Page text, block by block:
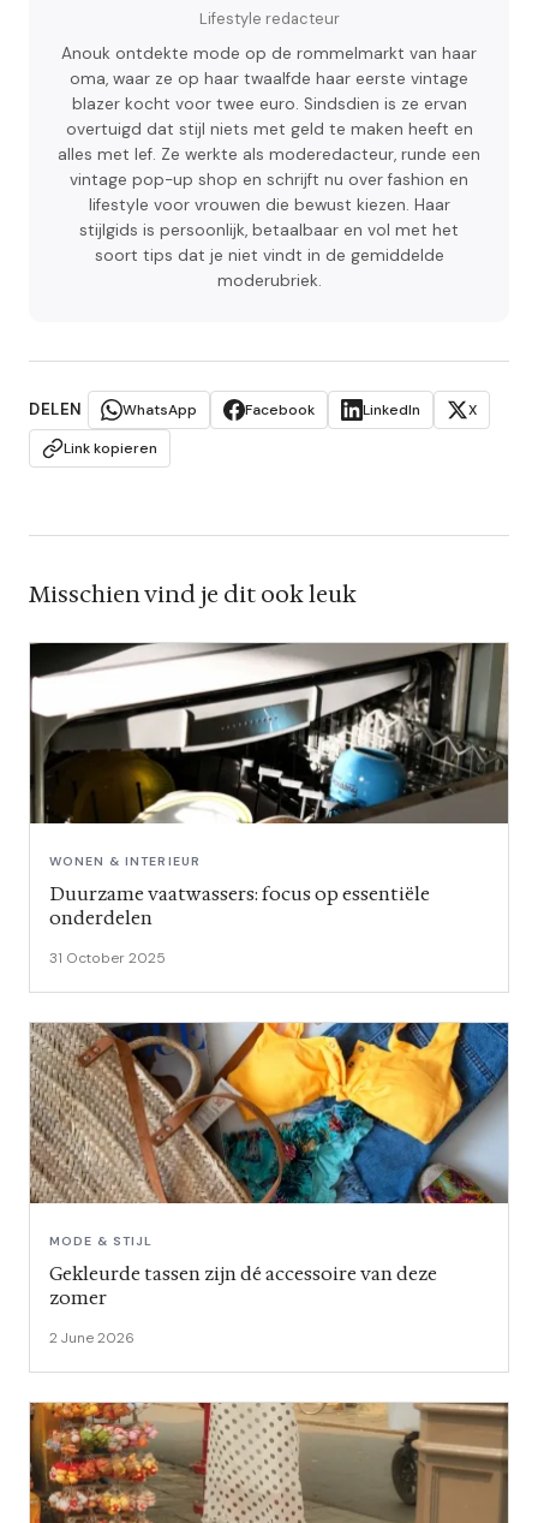
Lifestyle redacteur
Anouk ontdekte mode op de rommelmarkt van haar
oma, waar ze op haar twaalfde haar eerste vintage
blazer kocht voor twee euro. Sindsdien is ze ervan
overtuigd dat stijl niets met geld te maken heeft en
alles met lef. Ze werkte als moderedacteur, runde een
vintage pop-up shop en schrijft nu over fashion en
lifestyle voor vrouwen die bewust kiezen. Haar
stijlgids is persoonlijk, betaalbaar en vol met het
soort tips dat je niet vindt in de gemiddelde
moderubriek.
DELEN WhatsApp Facebook LinkedIn
X
Link kopieren
Misschien vind je dit ook leuk
WONEN & INTERIEUR
Duurzame vaatwassers: focus op essentiële
onderdelen
31 October 2025
MODE & STIJL
Gekleurde tassen zijn dé accessoire van deze
zomer
2 June 2026